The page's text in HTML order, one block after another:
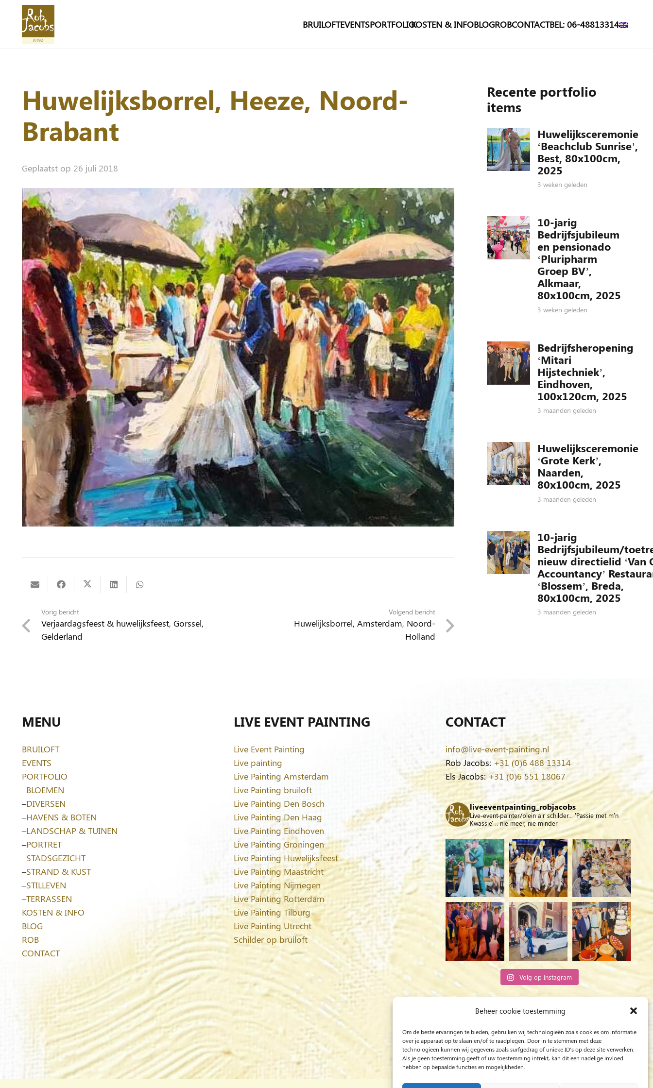
Beheer cookie toestemming
Om de beste ervaringen te bieden, gebruiken wij technologieën zoals cookies om informatie
over je apparaat op te slaan en/of te raadplegen. Door in te stemmen met deze
technologieën kunnen wij gegevens zoals surfgedrag of unieke ID's op deze site verwerken.
Als je geen toestemming geeft of uw toestemming intrekt, kan dit een nadelige invloed
hebben op bepaalde functies en mogelijkheden.
BRUILOFTEVENTSPORTFOLIOKOSTEN & INFOBLOGROBCONTACTBEL: 06-48813314
Huwelijksborrel, Heeze, Noord-
Brabant
Geplaatst op 26 juli 2018
Vorig bericht
Verjaardagsfeest & huwelijksfeest, Gorssel,
Gelderland
Volgend bericht
Huwelijksborrel, Amsterdam, Noord-
Holland
Recente portfolio
items
Huwelijksceremonie
‘Beachclub Sunrise’,
Best, 80x100cm,
2025
3 weken geleden
10-jarig
Bedrijfsjubileum
en pensionado
‘Pluripharm
Groep BV’,
Alkmaar,
80x100cm, 2025
3 weken geleden
Bedrijfsheropening
‘Mitari
Hijstechniek’,
Eindhoven,
100x120cm, 2025
3 maanden geleden
Huwelijksceremonie
‘Grote Kerk’,
Naarden,
80x100cm, 2025
3 maanden geleden
10-jarig
Bedrijfsjubileum/
nieuw directielid ‘Van
Accountancy’
‘Blossem’, Breda,
80x100cm, 2025
3 maanden geleden
MENU
BRUILOFT
EVENTS
PORTFOLIO
–BLOEMEN
–DIVERSEN
–HAVENS & BOTEN
–LANDSCHAP & TUINEN
–PORTRET
–STADSGEZICHT
–STRAND & KUST
–STILLEVEN
–TERRASSEN
KOSTEN & INFO
BLOG
ROB
CONTACT
LIVE EVENT PAINTING
Live Event Painting
Live painting
Live Painting Amsterdam
Live Painting bruiloft
Live Painting Den Bosch
Live Painting Den Haag
Live Painting Eindhoven
Live Painting Groningen
Live Painting Huwelijksfeest
Live Painting Maastricht
Live Painting Nijmegen
Live Painting Rotterdam
Live Painting Tilburg
Live Painting Utrecht
Schilder op bruiloft
CONTACT
info@live-event-painting.nl
Rob Jacobs: +31 (0)6 488 13314
Els Jacobs:+31 (0)6 551 18067
liveeventpainting_robjacobs
Live-event-painter/plein air schilder... 'Passie met m'n
Kwassie' .. nie meer, nie minder
Volg op Instagram
Rob Jacobs uit ’s-Hertogenbosch is een ‘Plein
bewogen door Licht en Liefde.